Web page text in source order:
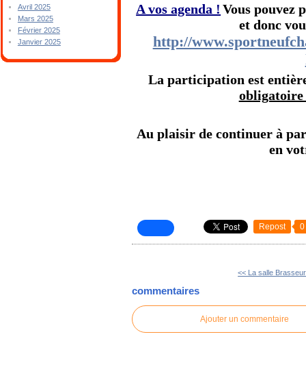
Avril 2025
Mars 2025
Février 2025
Janvier 2025
A vos agenda ! Vous pouvez
et donc
http://
La participation est
obligatoire
Au plaisir de continuer à
en
Repost 0
<< La salle Brasseur
commentaires
Ajouter un commentaire